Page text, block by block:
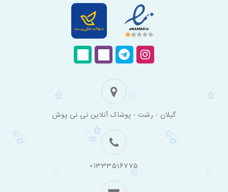
گیلان - رشت - پوشاک آنلاین نی نی پوش
01333516775